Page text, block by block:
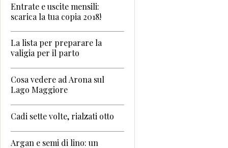
Entrate e uscite mensili:
scarica la tua copia 2018!
La lista per preparare la
valigia per il parto
Cosa vedere ad Arona sul
Lago Maggiore
Cadi sette volte, rialzati otto
Argan e semi di lino: un